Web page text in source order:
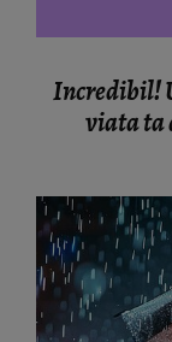
Incredibil!
viata ta